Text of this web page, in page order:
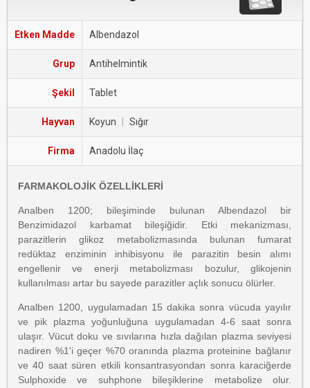
Etken Madde Albendazol
Grup Antihelmintik
Şekil Tablet
Hayvan Koyun Sığır
Firma Anadolu İlaç
FARMAKOLOJİK ÖZELLİKLERİ
Analben 1200; bileşiminde bulunan Albendazol bir
Benzimidazol karbamat bileşiğidir. Etki mekanizması,
parazitlerin glikoz metabolizmasında bulunan fumarat
redüktaz enziminin inhibisyonu ile parazitin besin alımı
engellenir ve enerji metabolizması bozulur, glikojenin
kullanılması artar bu sayede parazitler açlık sonucu ölürler.
Analben 1200, uygulamadan 15 dakika sonra vücuda yayılır
ve pik plazma yoğunluğuna uygulamadan 4-6 saat sonra
ulaşır. Vücut doku ve sıvılarına hızla dağılan plazma seviyesi
nadiren %1'i geçer %70 oranında plazma proteinine bağlanır
ve 40 saat süren etkili konsantrasyondan sonra karaciğerde
Sulphoxide ve suhphone bileşiklerine metabolize olur.